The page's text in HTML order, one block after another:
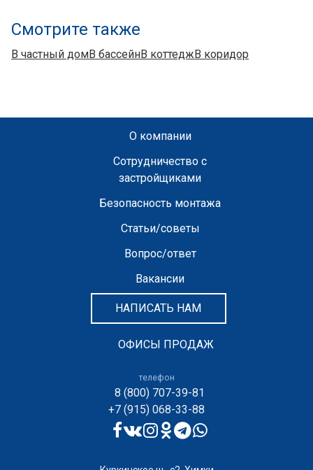
Смотрите также
В частный домВ бассейнВ коттедж В коридор
О компании
Сотрудничество с
застройщиками
Безопасность монтажа
Статьи/советы
Вопрос/ответ
Вакансии
НАПИСАТЬ НАМ
ОФИСЫ ПРОДАЖ
телефон
8 (800) 707-39-81
+7 (915) 068-33-88